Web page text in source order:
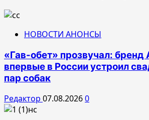
НОВОСТИ АНОНСЫ
«Гав-обет» прозвучал: бренд
впервые в России устроил
пар собак
Редактор 07.08.20260